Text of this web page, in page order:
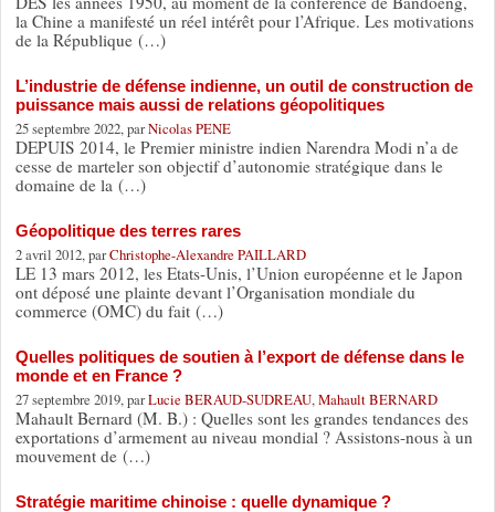
la Chine a manifesté un réel intérêt pour l’Afrique. Les motivations
de la République (…)
L’industrie de défense indienne, un outil de construction de
puissance mais aussi de relations géopolitiques
25 septembre 2022, parNicolas PENE
DEPUIS 2014, le Premier ministre indien Narendra Modi n’a de
cesse de marteler son objectif d’autonomie stratégique dans le
domaine de la (…)
Géopolitique des terres rares
2 avril 2012, parChristophe-Alexandre PAILLARD
LE 13 mars 2012, les Etats-Unis, l’Union européenne et le Japon
ont déposé une plainte devant l’Organisation mondiale du
commerce (OMC) du fait (…)
Quelles politiques de soutien à l’export de défense dans le
monde et en France ?
27 septembre 2019, parLucie BERAUD-SUDREAU, Mahault BERNARD
Mahault Bernard (M. B.) : Quelles sont les grandes tendances des
exportations d’armement au niveau mondial ? Assistons-nous à un
mouvement de (…)
Stratégie maritime chinoise : quelle dynamique ?